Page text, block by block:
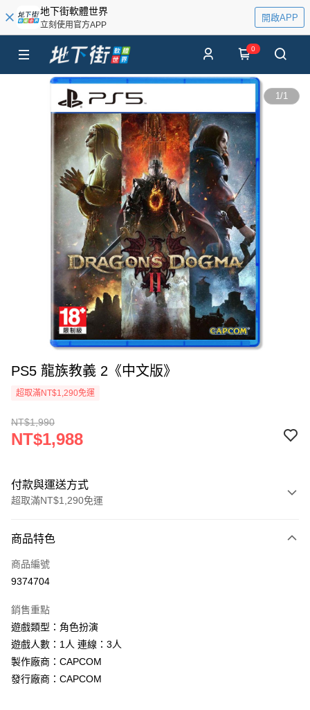
地下街軟體世界
立刻使用官方APP
開啟APP
0
1/1
PS5 龍族教義 2《中文版》
超取滿NT$1,290免運
NT$1,990
NT$1,988
付款與運送方式
超取滿NT$1,290免運
信用卡一次付款
超商取貨付款
Apple Pay
街口支付
悠遊付
商品特色
商品編號
9374704
銷售重點
遊戲類型：角色扮演
遊戲人數：1人 連線：3人
製作廠商：CAPCOM
發行廠商：CAPCOM